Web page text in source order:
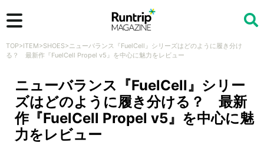
検索
TOP>ITEM>SHOES>ニューバランス『FuelCell』シリーズはどのように履き分け
る？ 最新作『FuelCell Propel v5』を中心に魅力をレビュー
ニューバランス『FuelCell』シリー
ズはどのように履き分ける？ 最新
作『FuelCell Propel v5』を中心に魅
力をレビュー